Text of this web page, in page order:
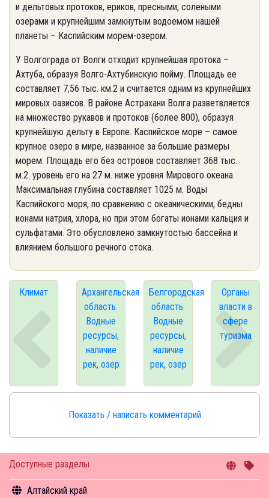
Доступные разделы
Алтайский край
и дельтовых протоков, ериков, пресными, солеными
озерами и крупнейшим замкнутым водоемом нашей
планеты – Каспийским морем-озером.
У Волгограда от Волги отходит крупнейшая протока –
Ахтуба, образуя Волго-Ахтубинскую пойму. Площадь ее
составляет 7,56 тыс. км.2 и считается одним из крупнейших
мировых оазисов. В районе Астрахани Волга разветвляется
на множество рукавов и протоков (более 800), образуя
крупнейшую дельту в Европе. Каспийское море – самое
крупное озеро в мире, названное за большие размеры
морем. Площадь его без островов составляет 368 тыс.
м.2. уровень его на 27 м. ниже уровня Мирового океана.
Максимальная глубина составляет 1025 м. Воды
Каспийского моря, по сравнению с океаническими, бедны
ионами натрия, хлора, но при этом богаты ионами кальция и
сульфатами. Это обусловлено замкнутостью бассейна и
влиянием большого речного стока.
Климат
Архангельская
область.
Водные
ресурсы,
наличие
рек, озер
Белгородская
область.
Водные
ресурсы,
наличие
рек, озер
Органы
власти в
сфере
туризма
Показать / написать комментарий